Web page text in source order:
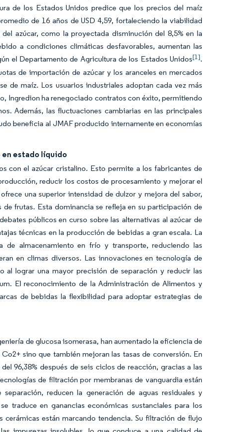
de los Estados Unidos predice que los precios del maíz
de 16 años de USD 4,59, fortaleciendo la viabilidad
azúcar, como la proyectada disminución del 8,5% en la
a condiciones climáticas desfavorables, aumentan las
el Departamento de Agricultura de los Estados Unidos[1].
de importación de azúcar y los aranceles en mercados
de maíz. Los usuarios industriales adoptan cada vez más
Ingredion ha renegociado contratos con éxito, permitiendo
Además, las fluctuaciones cambiarias en las principales
beneficia al JMAF producido internamente en economías
en estado líquido
con el azúcar cristalino. Esto permite a los fabricantes de
reducir los costos de procesamiento y mejorar el
una superior intensidad de dulzor y mejora del sabor,
frutas. Esta dominancia se refleja en su participación de
públicos en curso sobre las alternativas al azúcar de
técnicas en la producción de bebidas a gran escala. La
almacenamiento en frío y transporte, reduciendo las
en climas diversos. Las innovaciones en tecnología de
lograr una mayor precisión de separación y reducir las
El reconocimiento de la Administración de Alimentos y
de bebidas la flexibilidad para adoptar estrategias de
de glucosa isomerasa, han aumentado la eficiencia de
sino que también mejoran las tasas de conversión. En
96,38% después de seis ciclos de reacción, gracias a las
de filtración por membranas de vanguardia están
reducen la generación de aguas residuales y
traduce en ganancias económicas sustanciales para los
están marcando tendencia. Su filtración de flujo